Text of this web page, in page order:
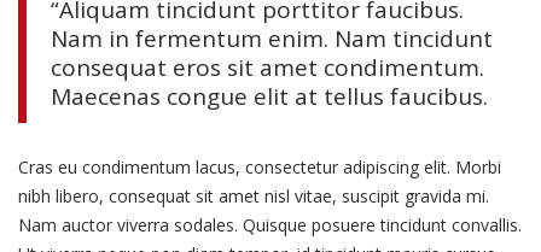
“Aliquam tincidunt porttitor faucibus.
Nam in fermentum enim. Nam tincidunt
consequat eros sit amet condimentum.
Maecenas congue elit at tellus faucibus.
Cras eu condimentum lacus, consectetur adipiscing elit. Morbi
nibh libero, consequat sit amet nisl vitae, suscipit gravida mi.
Nam auctor viverra sodales. Quisque posuere tincidunt convallis.